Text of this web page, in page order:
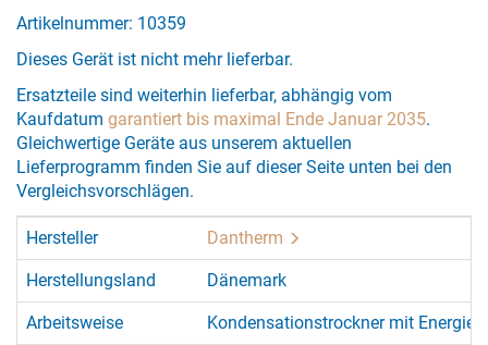
Artikelnummer: 10359
Dieses Gerät ist nicht mehr lieferbar.
Ersatzteile sind weiterhin lieferbar, abhängig vom
Kaufdatum garantiert bis maximal Ende Januar 2035.
Gleichwertige Geräte aus unserem aktuellen
Lieferprogramm finden Sie auf dieser Seite unten bei den
Vergleichsvorschlägen.
Hersteller Dantherm
Herstellungsland Dänemark
Arbeitsweise Kondensationstrockner mit